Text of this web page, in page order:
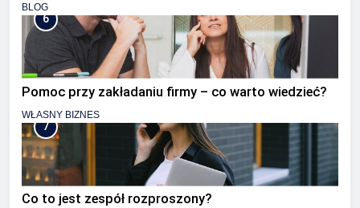
BLOG
6
Pomoc przy zakładaniu firmy – co warto wiedzieć?
WŁASNY BIZNES
7
Co to jest zespół rozproszony?